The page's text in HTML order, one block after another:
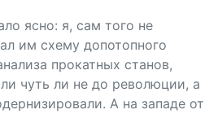
ясно: я, сам того не
им схему допотопного
прокатных станов,
чуть ли не до революции, а
А на западе от